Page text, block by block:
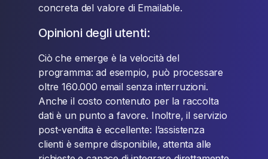
concreta del valore di Emailable.
Opinioni degli utenti:
Ciò che emerge è la velocità del
programma: ad esempio, può processare
oltre 160.000 email senza interruzioni.
Anche il costo contenuto per la raccolta
dati è un punto a favore. Inoltre, il servizio
post-vendita è eccellente: l’assistenza
clienti è sempre disponibile, attenta alle